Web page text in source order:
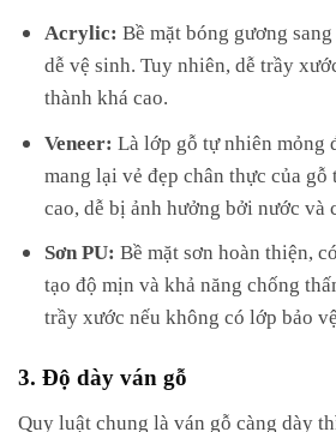
Acrylic: Bề mặt bóng gương
dễ vệ sinh. Tuy nhiên, dễ trầy
thành khá cao.
Veneer: Là lớp gỗ tự nhiên mỏng
mang lại vẻ đẹp chân thực của gỗ
cao, dễ bị ảnh hưởng bởi nước và
Sơn PU: Bề mặt sơn hoàn thiện,
tạo độ mịn và khả năng chống
trầy xước nếu không có lớp bảo
3. Độ dày ván gỗ
Quy luật chung là ván gỗ càng dày